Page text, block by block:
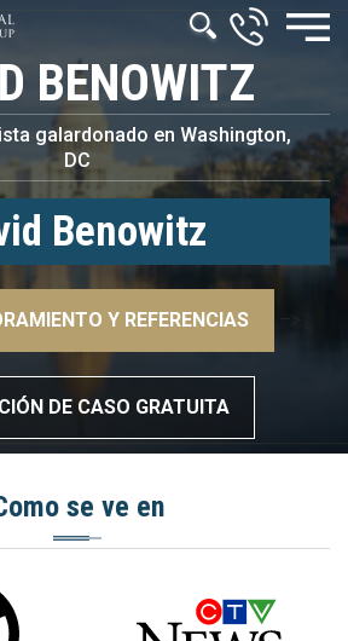
BENOWITZ
galardonado en Washington,
DC
Benowitz
Y REFERENCIAS
DE CASO GRATUITA
se ve en